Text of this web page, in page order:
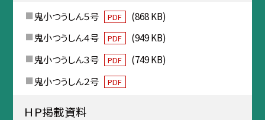
鬼小つうしん５号 PDF
(868 KB)
鬼小つうしん４号
PDF
(949 KB)
鬼小つうしん３号
PDF
(749 KB)
鬼小つうしん２号
PDF
ＨＰ掲載資料